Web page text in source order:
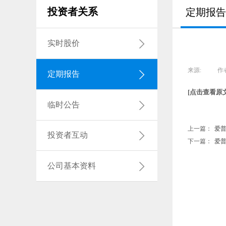
投资者关系 定期报告
实时股价
来源: 作
[点击查看原
上一篇：
爱
下一篇：
爱
定期报告
临时公告
投资者互动
公司基本资料